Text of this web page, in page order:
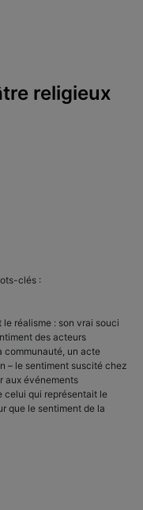
religieux
clés :
le réa­lisme : son vrai souci
des acteurs
communauté, un acte
– le sentiment suscité chez
aux événements
celui qui représentait le
que le sentiment de la